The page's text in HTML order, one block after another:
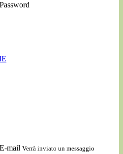
Password
E-mail Verrà inviato un messaggio